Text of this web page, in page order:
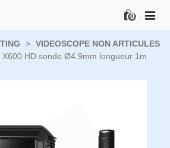
0
> VIDEOSCOPE NON ARTICULES
HD sonde Ø4.9mm longueur 1m